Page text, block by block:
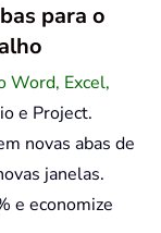
para o
Word, Excel,
e Project.
novas abas de
janelas.
e economize